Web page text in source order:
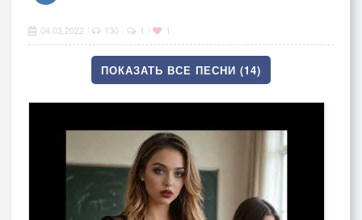
04.03.2022 130 1 1
ПОКАЗАТЬ ВСЕ ПЕСНИ (14)